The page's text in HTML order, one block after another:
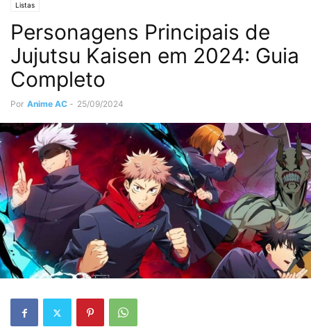
Listas
Personagens Principais de
Jujutsu Kaisen em 2024: Guia
Completo
Por Anime AC - 25/09/2024